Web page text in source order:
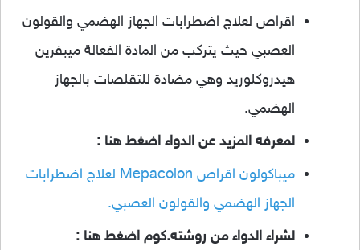
اقراص لعلاج اضطرابات الجهاز الهضمي والقولون
العصبي حيث يتركب من المادة الفعالة ميبفرين
هيدروكلوريد وهي مضادة للتقلصات بالجهاز
الهضمي.
لمعرفه المزيد عن الدواء اضغط هنا :
ميباكولون اقراص Mepacolon لعلاج اضطرابات
الجهاز الهضمي والقولون العصبي.
لشراء الدواء من روشته.كوم اضغط هنا :